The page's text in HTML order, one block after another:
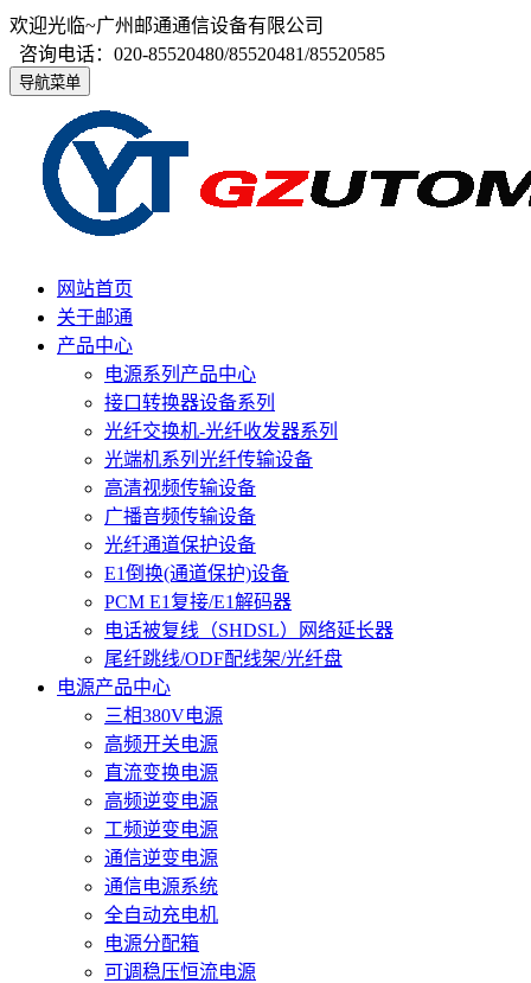
欢迎光临~广州邮通通信设备有限公司
咨询电话：020-85520480/85520481/85520585
导航菜单
网站首页
关于邮通
产品中心
电源系列产品中心
接口转换器设备系列
光纤交换机-光纤收发器系列
光端机系列光纤传输设备
高清视频传输设备
广播音频传输设备
光纤通道保护设备
E1倒换(通道保护)设备
PCM E1复接/E1解码器
电话被复线（SHDSL）网络延长器
尾纤跳线/ODF配线架/光纤盘
电源产品中心
三相380V电源
高频开关电源
直流变换电源
高频逆变电源
工频逆变电源
通信逆变电源
通信电源系统
全自动充电机
电源分配箱
可调稳压恒流电源